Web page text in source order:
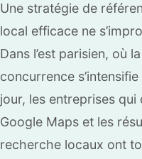
Une stratégie de
local efficace ne
Dans l’est parisien, où la
concurrence
jour, les entreprises qui
Google Maps et les
recherche locaux ont